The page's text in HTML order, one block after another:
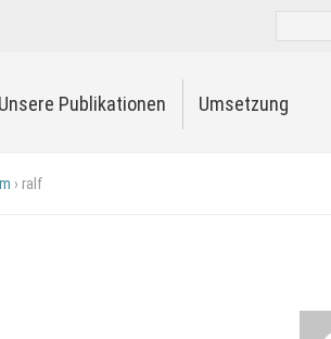
Unsere Publikationen Umsetzung
› ralf